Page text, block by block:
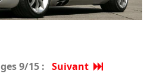
9/15 : Suivant